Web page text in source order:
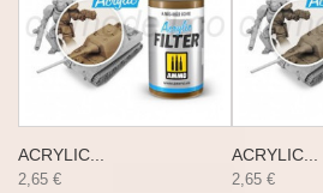
ACRYLIC...
2,65 €
ACRYLIC...
2,65 €